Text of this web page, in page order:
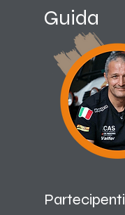
Guida
Partecipenti